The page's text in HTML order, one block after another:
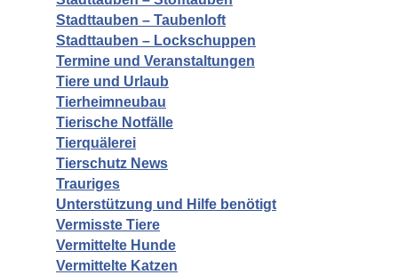
Stadttauben – Taubenloft
Stadttauben – Lockschuppen
Termine und Veranstaltungen
Tiere und Urlaub
Tierheimneubau
Tierische Notfälle
Tierquälerei
Tierschutz News
Trauriges
Unterstützung und Hilfe benötigt
Vermisste Tiere
Vermittelte Hunde
Vermittelte Katzen